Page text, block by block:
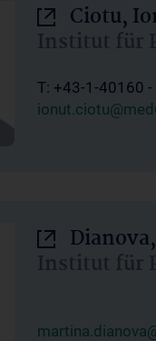
Ciotu,
Institut für
T: +43-1-40160
Institut für